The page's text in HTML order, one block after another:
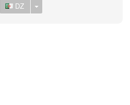
DZ Toggle Dropdown